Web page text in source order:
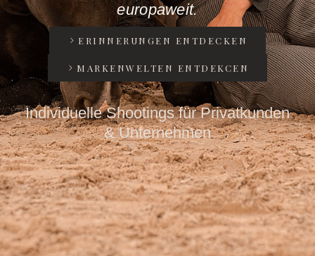
europaweit.
ERINNERUNGEN ENTDECKEN
MARKENWELTEN ENTDEKCEN
Individuelle Shootings für Privatkunden
& Unternehmen